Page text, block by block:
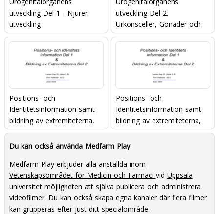
utveckling Del 1 - Njuren
utveckling
utveckling Del 2.
Urkönsceller, Gonader och
Genitalia
Positions- och
Identitetsinformation samt
bildning av extremiteterna,
Del 1
Positions- och
Identitetsinformation samt
bildning av extremiteterna,
Del 2
Du kan också använda Medfarm Play
Medfarm Play erbjuder alla anställda inom
Vetenskapsområdet för Medicin och Farmaci vid Uppsala
universitetmöjligheten att själva publicera och administrera
videofilmer. Du kan också skapa egna kanaler där flera filmer
kan grupperas efter just ditt specialområde.